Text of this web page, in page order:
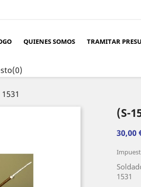
QUIENES SOMOS TRAMITAR
(0)
(S-
30,00
1531